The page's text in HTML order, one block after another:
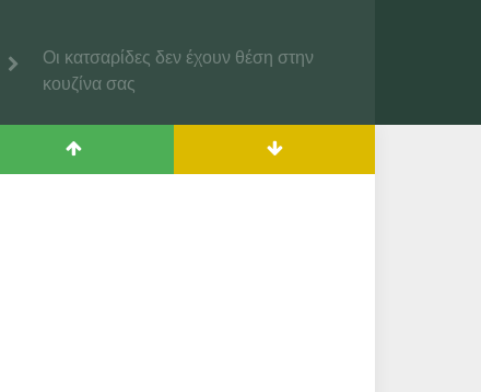
Οι κατσαρίδες δεν έχουν θέση στην
κουζίνα σας